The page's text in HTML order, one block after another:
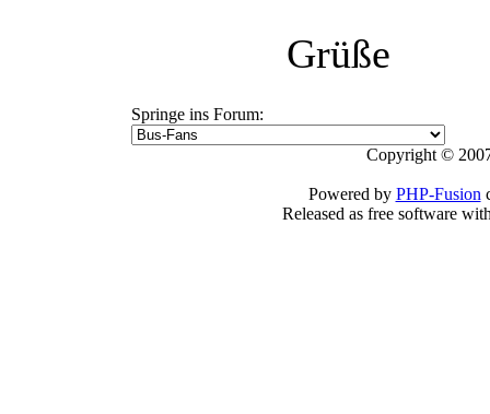
Grüße
Springe ins Forum:
Copyright ©
Powered by PHP-Fusion
Released as free software